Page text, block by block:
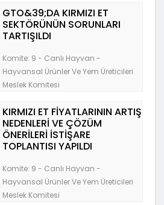
GTO&39;DA KIRMIZI ET
SEKTÖRÜNÜN SORUNLARI
TARTIŞILDI
Komite: 9 - Canlı Hayvan -
Hayvansal Ürünler Ve Yem Üreticileri
Meslek Komitesi
KIRMIZI ET FİYATLARININ ARTIŞ
NEDENLERİ VE ÇÖZÜM
ÖNERİLERİ İSTİŞARE
TOPLANTISI YAPILDI
Komite: 9 - Canlı Hayvan -
Hayvansal Ürünler Ve Yem Üreticileri
Meslek Komitesi